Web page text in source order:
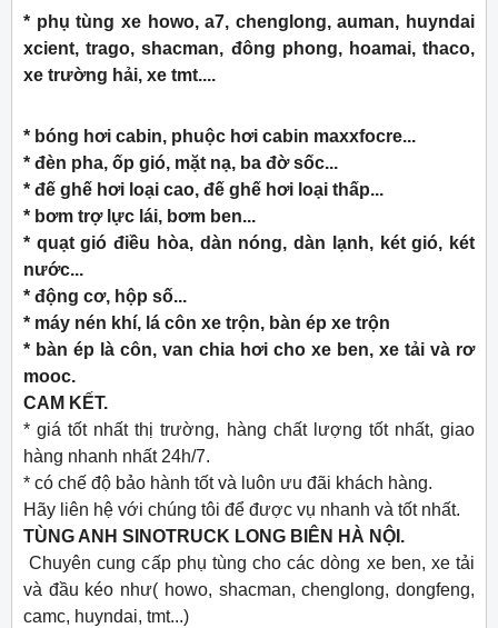
* phụ tùng xe howo, a7, chenglong, auman, huyndai
xcient, trago, shacman, đông phong, hoamai, thaco,
xe trường hải, xe tmt....
* bóng hơi cabin, phuộc hơi cabin maxxfocre...
* đèn pha, ốp gió, mặt nạ, ba đờ sốc...
* đế ghế hơi loại cao, đế ghế hơi loại thấp...
* bơm trợ lực lái, bơm ben...
* quạt gió điều hòa, dàn nóng, dàn lạnh, két gió, két
nước...
* động cơ, hộp số...
* máy nén khí, lá côn xe trộn, bàn ép xe trộn
* bàn ép là côn, van chia hơi cho xe ben, xe tải và rơ
mooc.
CAM KẾT.
* giá tốt nhất thị trường, hàng chất lượng tốt nhất, giao
hàng nhanh nhất 24h/7.
* có chế độ bảo hành tốt và luôn ưu đãi khách hàng.
Hãy liên hệ với chúng tôi để được vụ nhanh và tốt nhất.
TÙNG ANH SINOTRUCK LONG BIÊN HÀ NỘI.
Chuyên cung cấp phụ tùng cho các dòng xe ben, xe tải
và đầu kéo như( howo, shacman, chenglong, dongfeng,
camc, huyndai, tmt...)